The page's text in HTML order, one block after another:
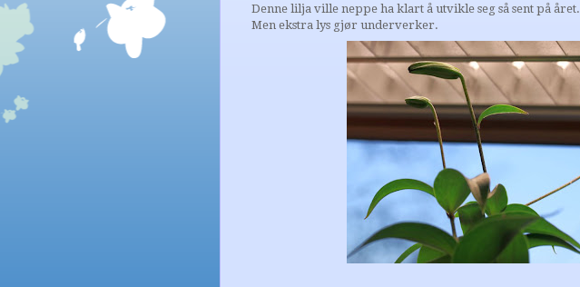
Denne lilja ville neppe ha klart å utvikle seg så sent på året.
Men ekstra lys gjør underverker.